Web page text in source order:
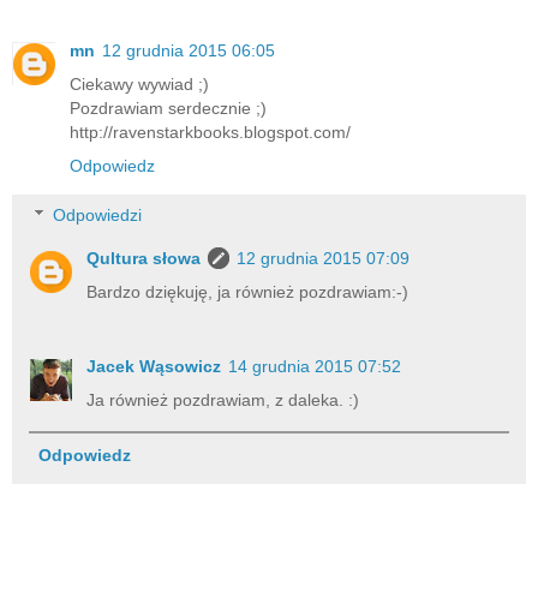
mn 12 grudnia 2015 06:05
Ciekawy wywiad ;)
Pozdrawiam serdecznie ;)
http://ravenstarkbooks.blogspot.com/
Odpowiedz
Odpowiedzi
Qultura słowa
12 grudnia 2015 07:09
Bardzo dziękuję, ja również pozdrawiam:-)
Jacek Wąsowicz 14 grudnia 2015 07:52
Ja również pozdrawiam, z daleka. :)
Odpowiedz